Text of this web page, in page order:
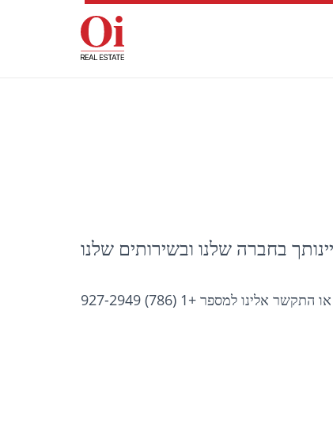
למספר +1 (786) 927-2949